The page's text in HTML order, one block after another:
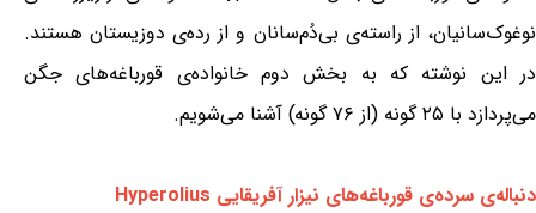
نوغوک‌سانیان، از راسته‌ی بی‌دُم‌سانان و از رده‌ی دوزیستان هستند.
در این نوشته که به بخش دوم خانواده‌ی قورباغه‌های جگن
می‌پردازد با ۲۵ گونه (از ۷۶ گونه) آشنا می‌شویم.
دنباله‌ی سرده‌ی قورباغه‌های نیزار آفریقایی Hyperolius